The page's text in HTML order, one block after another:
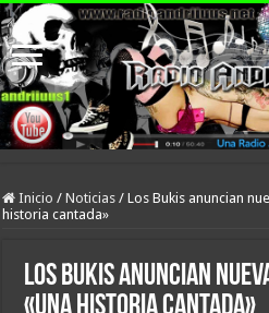
Inicio / Noticias / Los Bukis anuncian
historia cantada»
Los Bukis anuncian